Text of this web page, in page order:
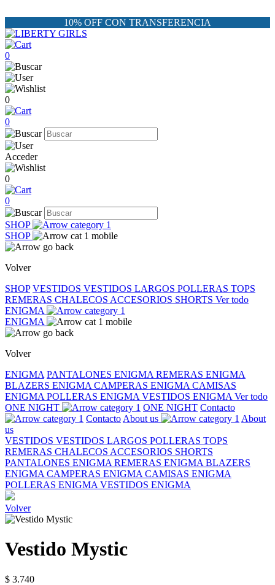
10% OFF CON TRANSFERENCIA
0
0
0
Acceder
0
0
SHOP
SHOP
Volver
SHOP VESTIDOS VESTIDOS LARGOS POLLERAS TOPS
REMERAS CHALECOS ACCESORIOS SHORTS Ver todo
ENIGMA
ENIGMA
Volver
ENIGMA PANTALONES ENIGMA REMERAS ENIGMA
BLAZERS ENIGMA CAMPERAS ENIGMA CAMISAS
ENIGMA POLLERAS ENIGMA VESTIDOS ENIGMA Ver todo
ONE NIGHT
ONE NIGHT Contacto
Contacto About us
About
us
VESTIDOS VESTIDOS LARGOS POLLERAS TOPS
REMERAS CHALECOS ACCESORIOS SHORTS
PANTALONES ENIGMA REMERAS ENIGMA BLAZERS
ENIGMA CAMPERAS ENIGMA CAMISAS ENIGMA
POLLERAS ENIGMA VESTIDOS ENIGMA
Volver
Vestido Mystic
$ 3.740